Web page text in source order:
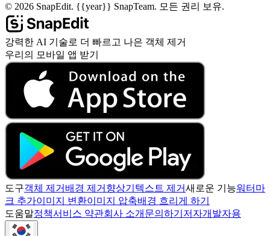
© 2026 SnapEdit. {{year}} SnapTeam. 모든 권리 보유.
강력한 AI 기술로 더 빠르고 나은 객체 제거
우리의 모바일 앱 받기
도구객체 제거 배경 제거 향상기 텍스트 제거새로운 기능워터마
크 추가이미지 변환이미지 압축배경 흐리게 하기
도움말정책서비스 약관회사 소개 문의하기 저자개발자용